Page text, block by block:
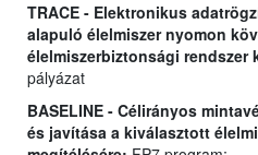
TRACE - Elektronikus
alapuló élelmiszer nyomon
élelmiszerbiztonsági rendszer
pályázat
BASELINE - Célirányos
és javítása a kiválasztott